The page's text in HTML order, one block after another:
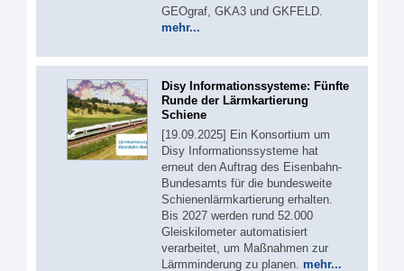
GEOgraf, GKA3 und GKFELD.
mehr...
Disy Informationssysteme: Fünfte
Runde der Lärmkartierung
Schiene
[19.09.2025] Ein Konsortium um
Disy Informationssysteme hat
erneut den Auftrag des Eisenbahn-
Bundesamts für die bundesweite
Schienenlärmkartierung erhalten.
Bis 2027 werden rund 52.000
Gleiskilometer automatisiert
verarbeitet, um Maßnahmen zur
Lärmminderung zu planen. mehr...